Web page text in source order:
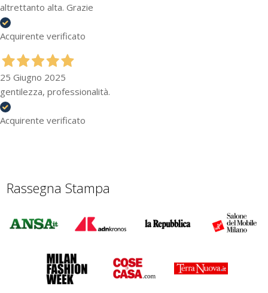
altrettanto alta. Grazie
Acquirente verificato
25 Giugno 2025
gentilezza, professionalità.
Acquirente verificato
Rassegna Stampa